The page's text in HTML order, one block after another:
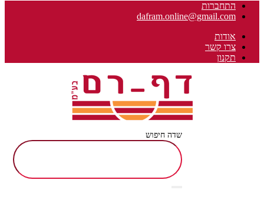
התחברות
dafram.online@gmail.com
אודות
צרו קשר
תקנון
שדה חיפוש